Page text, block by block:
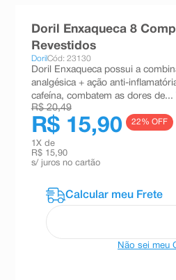
esmalte
10ºabsorvente
Doril Enxaqueca 8
Revestidos
DorilCód: 23130
Doril Enxaqueca possui a
analgésica + ação anti-
cafeína, combatem as dores de...
R$ 20,49
R$ 15,90 22% OFF
1 X de
R$ 15,90
s/ juros no cartão
Não sei meu